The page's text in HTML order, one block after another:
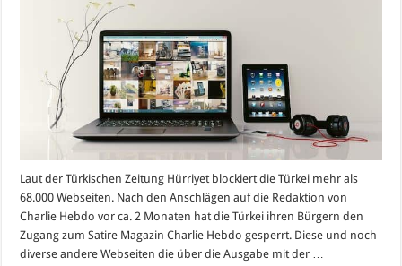
Laut der Türkischen Zeitung Hürriyet blockiert die Türkei mehr als
68.000 Webseiten. Nach den Anschlägen auf die Redaktion von
Charlie Hebdo vor ca. 2 Monaten hat die Türkei ihren Bürgern den
Zugang zum Satire Magazin Charlie Hebdo gesperrt. Diese und noch
diverse andere Webseiten die über die Ausgabe mit der …